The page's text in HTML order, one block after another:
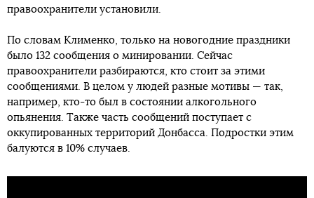
правоохранители установили.
По словам Клименко, только на новогодние праздники
было 132 сообщения о минировании. Сейчас
правоохранители разбираются, кто стоит за этими
сообщениями. В целом у людей разные мотивы — так,
например, кто-то был в состоянии алкогольного
опьянения. Также часть сообщений поступает с
оккупированных территорий Донбасса. Подростки этим
балуются в 10% случаев.